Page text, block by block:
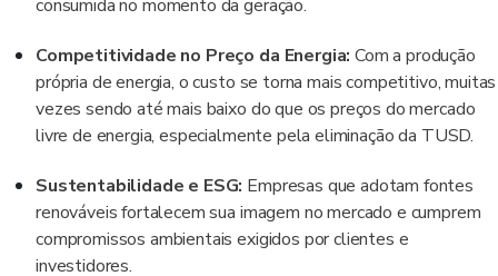
consumida no momento da geração.
Competitividade no Preço da Energia: Com a produção
própria de energia, o custo se torna mais competitivo, muitas
vezes sendo até mais baixo do que os preços do mercado
livre de energia, especialmente pela eliminação da TUSD.
Sustentabilidade e ESG: Empresas que adotam fontes
renováveis fortalecem sua imagem no mercado e cumprem
compromissos ambientais exigidos por clientes e
investidores.